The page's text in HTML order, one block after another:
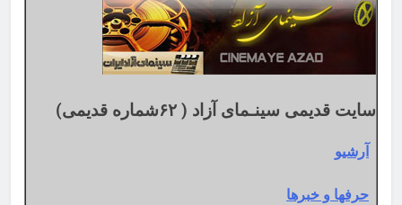
میلادی
سایت قدیمی سینـمای آزاد ( ۶۲شماره قدیمی)
آرشیو
حرفها و خبرها